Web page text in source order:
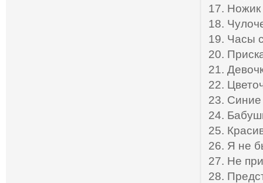
17. Ножик
18.
19. Часы
20.
21.
22.
23. Синие
24.
25.
26. Я не
27. Не
28.